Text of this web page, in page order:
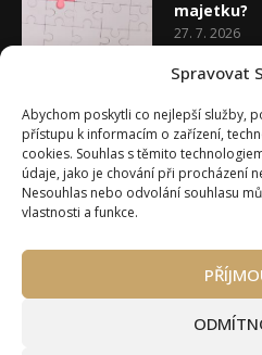
Spravovat
Abychom poskytli co nejlepší služby,
přístupu k informacím o zařízení,
cookies. Souhlas s těmito
údaje, jako je chování při procházení
Nesouhlas nebo odvolání souhlasu
vlastnosti a funkce.
majetku?
27. 7. 2026
20. 7. 2026
O Wealth Magazínu
Kontakty
Máte
Pravidla používání